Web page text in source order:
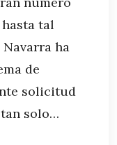
tal
ha
de
solicitud
solo…